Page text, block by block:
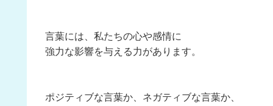
言葉には、私たちの心や感情に
強力な影響を与える力があります。
ポジティブな言葉か、ネガティブな言葉か、